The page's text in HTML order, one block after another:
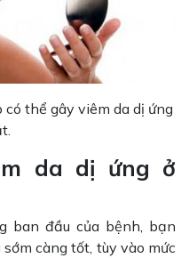
thể gây viêm da dị ứng
da dị ứng ở
ban đầu của bệnh, bạn
càng tốt, tùy vào mức